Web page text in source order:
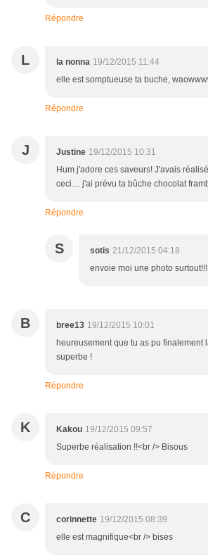
Répondre
L la nonna 19/12/2015 11:44
elle est somptueuse ta buche,
Répondre
J Justine 19/12/2015 10:31
Hum j'adore ces saveurs! J'avais
ceci.... j'ai prévu ta bûche chocolat
Répondre
S sotis 21/12/2015 04:18
envoie moi une photo
B bree13 19/12/2015 10:01
heureusement que tu as pu finalement
superbe !
Répondre
K Kakou 19/12/2015 09:57
Superbe réalisation !!<br /> Bisous
Répondre
C corinnette 19/12/2015 08:39
elle est magnifique<br /> bises